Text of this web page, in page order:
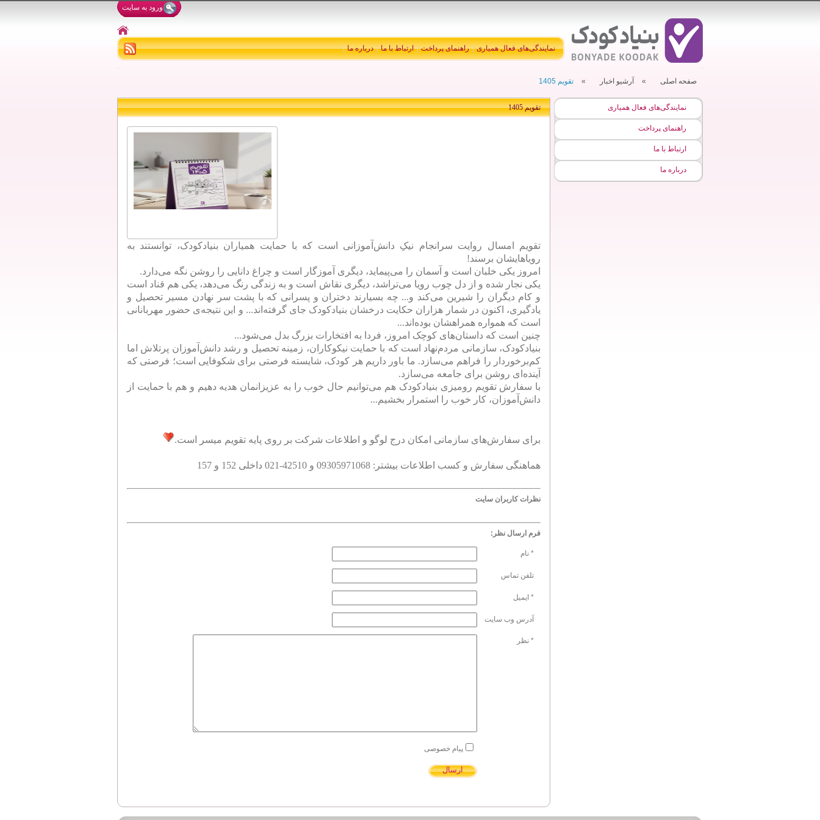
نمایندگی‌های فعال همیاری راهنمای پرداخت ارتباط با ما درباره ما
ورود به سایت
صفحه اصلی » آرشیو اخبار » تقویم 1405
نمایندگی‌های فعال همیاری
راهنمای پرداخت
ارتباط با ما
درباره ما
تقویم 1405
تقویم امسال روایت سرانجام نیکِ دانش‌آموزانی است که با حمایت همیاران بنیادکودک، توانستند به
رویاهایشان برسند!
امروز یکی خلبان است و آسمان را می‌پیماید، دیگری آموزگار است و چراغ دانایی را روشن نگه می‌دارد.
یکی نجار شده و از دل چوب رویا می‌تراشد، دیگری نقاش است و به زندگی رنگ می‌دهد، یکی هم قناد است
و کام دیگران را شیرین می‌کند و... چه بسیارند دختران و پسرانی که با پشت سر نهادن مسیر تحصیل و
یادگیری، اکنون در شمار هزاران حکایت درخشان بنیادکودک جای گرفته‌اند... و این‌ نتیجه‌ی حضور مهربانانی
است که همواره همراهشان بوده‌اند...
چنین است که داستان‌های کوچک امروز، فردا به افتخارات بزرگ بدل می‌شود...
بنیادکودک، سازمانی مردم‌نهاد است که با حمایت نیکوکاران، زمینه تحصیل و رشد دانش‌آموزان پرتلاش اما
کم‌برخوردار را فراهم می‌سازد. ما باور داریم هر کودک، شایسته فرصتی برای شکوفایی است؛ فرصتی که
آینده‌ای روشن برای جامعه می‌سازد.
با سفارش تقویم رومیزی بنیادکودک هم می‌توانیم حال خوب را به عزیزانمان هدیه دهیم و هم با حمایت از
دانش‌آموزان، کار خوب را استمرار بخشیم...
برای سفارش‌های سازمانی امکان درج لوگو و اطلاعات شرکت بر روی پایه تقویم میسر است.
هماهنگی سفارش و کسب اطلاعات بیشتر: 09305971068 و 42510-021 داخلی 152 و 157
نظرات کاربران سایت
فرم ارسال نظر:
* نام
تلفن تماس
* ایمیل
آدرس وب سایت
* نظر
پیام خصوصی